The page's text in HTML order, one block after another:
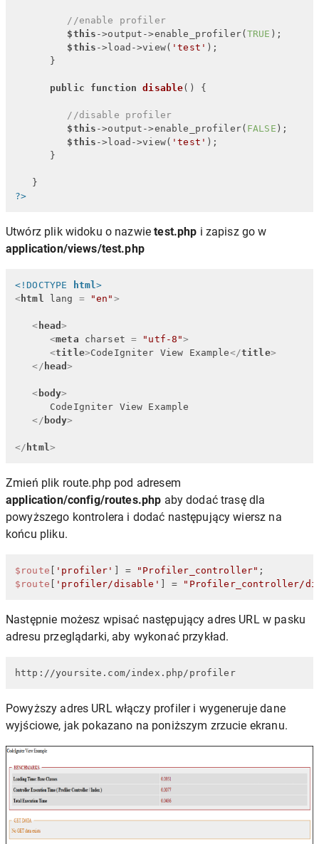
//enable profiler
$this ->output->enable_profiler(TRUE );
$this ->load->view( 'test' );
      }
public function disable( ) {
//disable profiler
$this ->output->enable_profiler( FALSE );
$this ->load->view( 'test' );
      }
?>
Utwórz plik widoku o nazwietest.php i zapisz go w
application/views/test.php
<!DOCTYPE html>
< html lang = "en" >
< head>
<meta charset = "utf-8">
<title>CodeIgniter View Example</title>
</ head>
< body>
      CodeIgniter View Example
</ body>
</ html>
Zmień plik route.php pod adresem
application/config/routes.php aby dodać trasę dla
powyższego kontrolera i dodać następujący wiersz na
końcu pliku.
$route 'profiler' ] = "Profiler_controller"
$route
'profiler/disable' ] = "Profiler_controller/
Następnie możesz wpisać następujący adres URL w pasku
adresu przeglądarki, aby wykonać przykład.
http://yoursite.com/index.php/profiler
Powyższy adres URL włączy profiler i wygeneruje dane
wyjściowe, jak pokazano na poniższym zrzucie ekranu.